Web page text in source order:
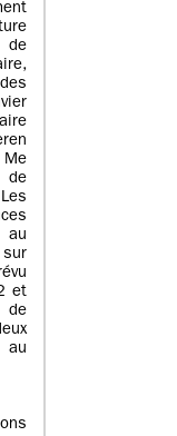
Me
de
sur
et
de
au